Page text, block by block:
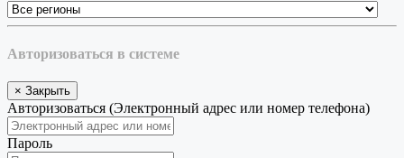
Авторизоваться в системе
× Закрыть
Авторизоваться (Электронный адрес или номер телефона)
Пароль